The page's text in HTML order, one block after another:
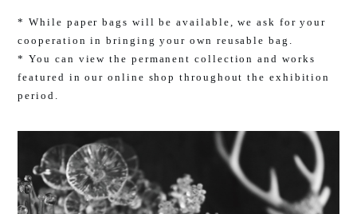
* While paper bags will be available, we ask for your
cooperation in bringing your own reusable bag.
* You can view the permanent collection and works
featured in our online shop throughout the exhibition
period.